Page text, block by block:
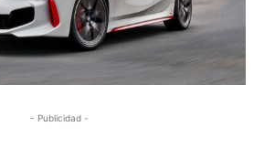
- Publicidad -